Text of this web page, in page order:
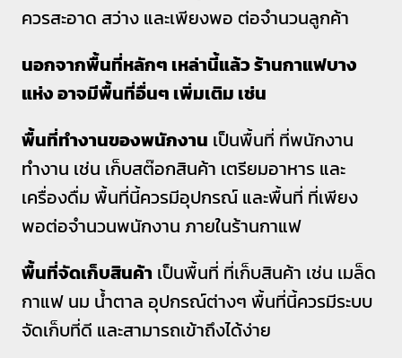
ควรสะอาด สว่าง และเพียงพอ ต่อจำนวนลูกค้า
นอกจากพื้นที่หลักๆ เหล่านี้แล้ว ร้านกาแฟบาง
แห่ง อาจมีพื้นที่อื่นๆ เพิ่มเติม เช่น
พื้นที่ทำงานของพนักงาน เป็นพื้นที่ ที่พนักงาน
ทำงาน เช่น เก็บสต๊อกสินค้า เตรียมอาหาร และ
เครื่องดื่ม พื้นที่นี้ควรมีอุปกรณ์ และพื้นที่ ที่เพียง
พอต่อจำนวนพนักงาน ภายในร้านกาแฟ
พื้นที่จัดเก็บสินค้า เป็นพื้นที่ ที่เก็บสินค้า เช่น เมล็ด
กาแฟ นม น้ำตาล อุปกรณ์ต่างๆ พื้นที่นี้ควรมีระบบ
จัดเก็บที่ดี และสามารถเข้าถึงได้ง่าย